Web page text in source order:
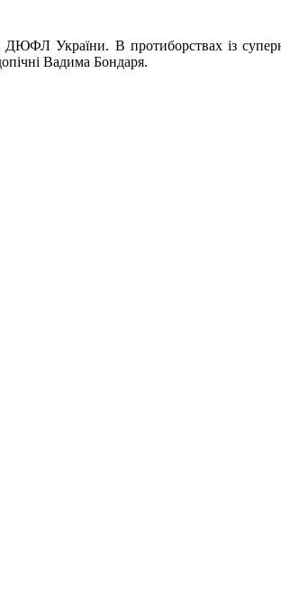
ДЮФЛ України. В протиборствах із
Вадима Бондаря.